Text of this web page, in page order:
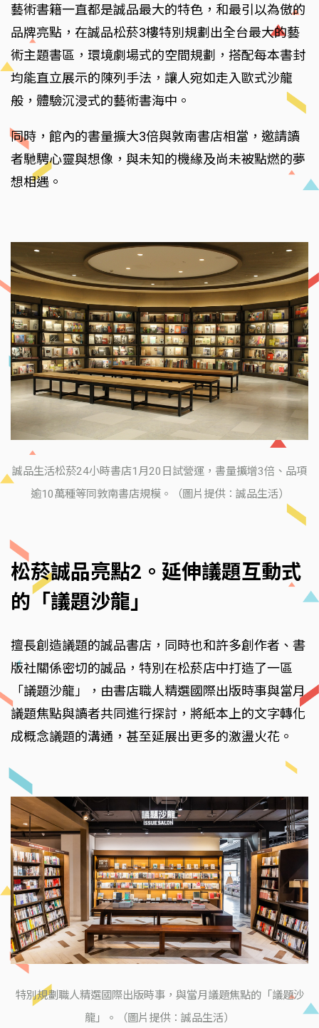
藝術書籍一直都是誠品最大的特色，和最引以為傲的
品牌亮點，在誠品松菸3樓特別規劃出全台最大的藝
術主題書區，環境劇場式的空間規劃，搭配每本書封
均能直立展示的陳列手法，讓人宛如走入歐式沙龍
般，體驗沉浸式的藝術書海中。
同時，館內的書量擴大3倍與敦南書店相當，邀請讀
者馳騁心靈與想像，與未知的機緣及尚未被點燃的夢
想相遇。
誠品生活松菸24小時書店1月20日試營運，書量擴增3倍、品項
逾10萬種等同敦南書店規模。（圖片提供：誠品生活）
松菸誠品亮點2。延伸議題互動式
的「議題沙龍」
擅長創造議題的誠品書店，同時也和許多創作者、書
版社關係密切的誠品，特別在松菸店中打造了一區
「議題沙龍」，由書店職人精選國際出版時事與當月
議題焦點與讀者共同進行探討，將紙本上的文字轉化
成概念議題的溝通，甚至延展出更多的激盪火花。
特別規劃職人精選國際出版時事，與當月議題焦點的「議題沙
龍」。（圖片提供：誠品生活）